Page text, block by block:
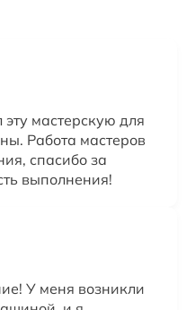
мастерскую для
Работа мастеров
спасибо за
выполнения!
У меня возникли